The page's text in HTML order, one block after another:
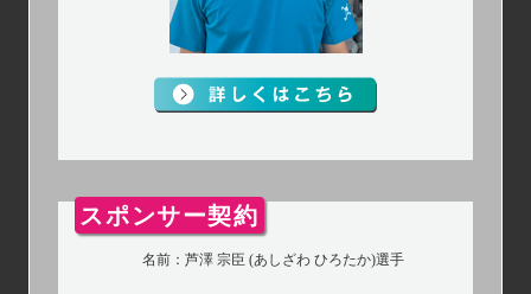
スポンサー契約
名前：芦澤 宗臣 (あしざわ ひろたか)選手